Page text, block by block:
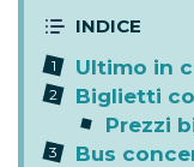
Ultimo in
Biglietti
Prezzi
Bus